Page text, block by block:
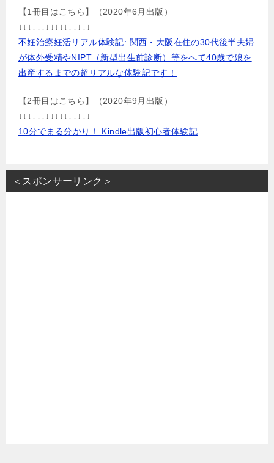
【1冊目はこちら】（2020年6月出版）
↓↓↓↓↓↓↓↓↓↓↓↓↓↓↓↓
不妊治療妊活リアル体験記: 関西・大阪在住の30代後半夫婦
が体外受精やNIPT（新型出生前診断）等をへて40歳で娘を
出産するまでの超リアルな体験記です！
【2冊目はこちら】（2020年9月出版）
↓↓↓↓↓↓↓↓↓↓↓↓↓↓↓↓
10分でまる分かり！ Kindle出版初心者体験記
＜スポンサーリンク＞